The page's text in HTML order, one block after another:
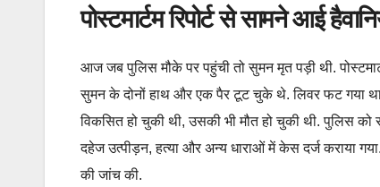
पोस्टमार्टम रिपोर्ट से सामने आई
आज जब पुलिस मौके पर पहुंची तो सुमन मृत पड़ी थी.
सुमन के दोनों हाथ और एक पैर टूट चुके थे. लिवर फट गया
विकसित हो चुकी थी, उसकी भी मौत हो चुकी थी. पुलिस
दहेज उत्पीड़न, हत्या और अन्य धाराओं में केस दर्ज कराया
की जांच की.